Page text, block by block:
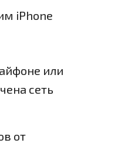
iPhone
или
сеть
от